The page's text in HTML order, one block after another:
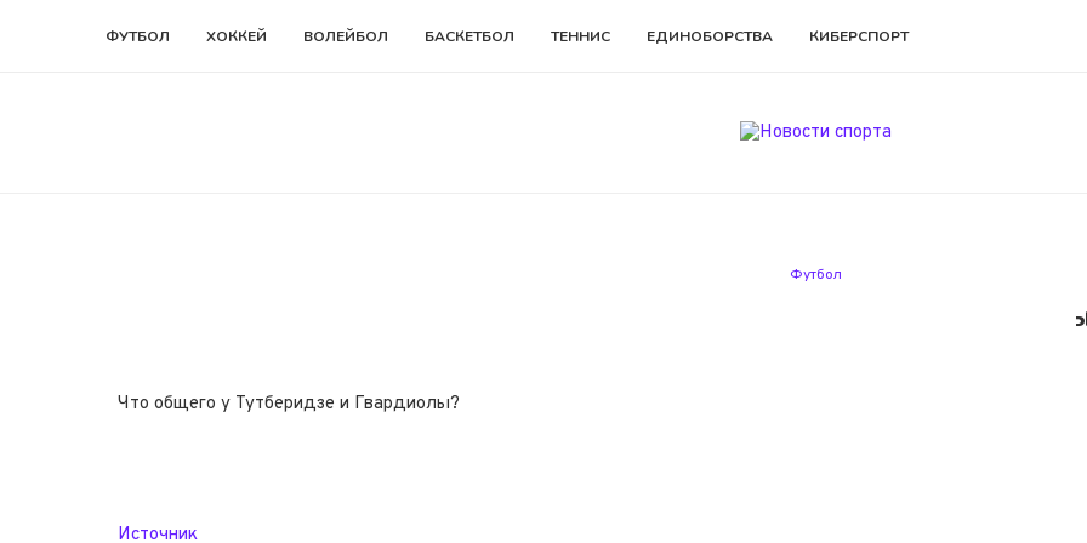
ФУТБОЛ ХОККЕЙ ВОЛЕЙБОЛ БАСКЕТБОЛ ТЕННИС ЕДИНОБОРСТВА КИБЕРСПОРТ
Футбол
Что общего у Тутберидзе и
Что общего у Тутберидзе и Гвардиолы?
Источник